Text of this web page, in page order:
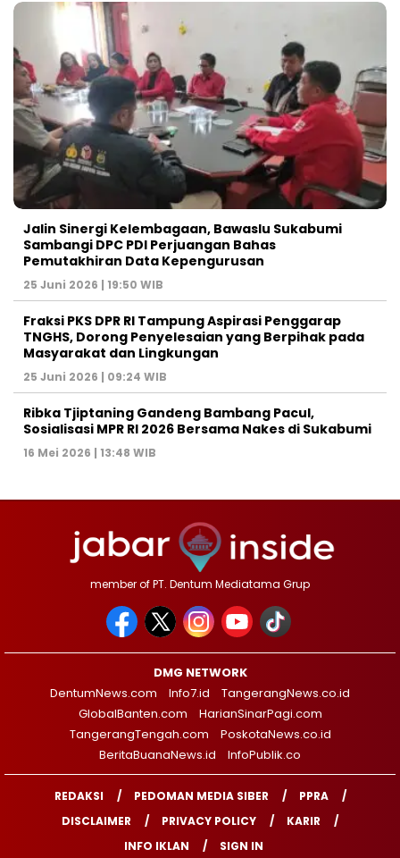
Jalin Sinergi Kelembagaan, Bawaslu Sukabumi
Sambangi DPC PDI Perjuangan Bahas
Pemutakhiran Data Kepengurusan
25 Juni 2026 | 19:50 WIB
‎Fraksi PKS DPR RI Tampung Aspirasi Penggarap
TNGHS, Dorong Penyelesaian yang Berpihak pada
Masyarakat dan Lingkungan‎
25 Juni 2026 | 09:24 WIB
Ribka Tjiptaning Gandeng Bambang Pacul,
Sosialisasi MPR RI 2026 Bersama Nakes di Sukabumi
16 Mei 2026 | 13:48 WIB
member of PT. Dentum Mediatama Grup
DMG NETWORK
DentumNews.com
Info7.id
TangerangNews.co.id
GlobalBanten.com
HarianSinarPagi.com
TangerangTengah.com
PoskotaNews.co.id
BeritaBuanaNews.id
InfoPublik.co
REDAKSI PEDOMAN MEDIA SIBER
PPRA
DISCLAIMER
PRIVACY POLICY
KARIR
INFO IKLAN
SIGN IN